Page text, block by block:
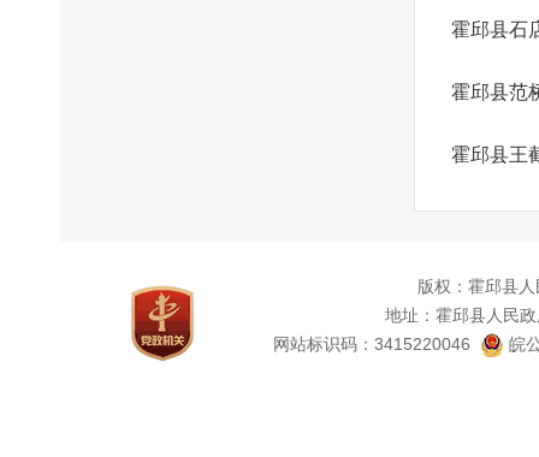
霍邱县石
霍邱县范
霍邱县王
版权：霍邱县
地址：霍邱县人民
网站标识码：3415220046
皖